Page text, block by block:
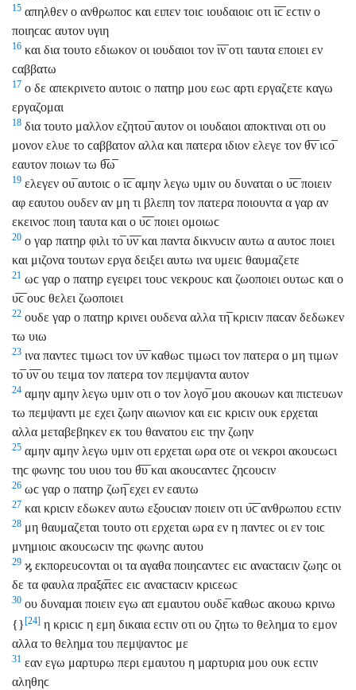
15 απηλθεν ο ανθρωποϲ και ειπεν τοιϲ ιουδαιοιϲ οτι ι̅ϲ̅ εϲτιν ο
ποιηϲαϲ αυτον υγιη
16 και δια τουτο εδιωκον οι ιουδαιοι τον ι̅ν̅ οτι ταυτα εποιει εν
ϲαββατω
17 ο δε απεκρινετο αυτοιϲ ο πατηρ μου εωϲ αρτι εργαζετε καγω
εργαζομαι
18 δια τουτο μαλλον εζητου̅ αυτον οι ιουδαιοι αποκτιναι οτι ου
μονον ελυε το ϲαββατον αλλα και πατερα ιδιον ελεγε τον θ̅ν̅ ιϲο̅
εαυτον ποιων τω θ̅ω̅
19 ελεγεν ου̅ αυτοιϲ ο ι̅ϲ̅ αμην λεγω υμιν ου δυναται ο υ̅ϲ̅ ποιειν
αφ εαυτου ουδεν αν μη τι βλεπη τον πατερα ποιουντα α γαρ αν
εκεινοϲ ποιη ταυτα και ο υ̅ϲ̅ ποιει ομοιωϲ
20 ο γαρ πατηρ φιλι το̅ υ̅ν̅ και παντα δικνυϲιν αυτω α αυτοϲ ποιει
και μιζονα τουτων εργα δειξει αυτω ινα υμειϲ θαυμαζετε
21 ωϲ γαρ ο πατηρ εγειρει τουϲ νεκρουϲ και ζωοποιει ουτωϲ και ο
υ̅ϲ̅ ουϲ θελει ζωοποιει
22 ουδε γαρ ο πατηρ κρινει ουδενα αλλα τη̅ κριϲιν παϲαν δεδωκεν
τω υιω
23 ινα παντεϲ τιμωϲι τον υ̅ν̅ καθωϲ τιμωϲι τον πατερα ο μη τιμων
το̅ υ̅ν̅ ου τειμα τον πατερα τον πεμψαντα αυτον
24 αμην αμην λεγω υμιν οτι ο τον λογο̅ μου ακουων και πιϲτευων
τω πεμψαντι με εχει ζωην αιωνιον και ειϲ κριϲιν ουκ ερχεται
αλλα μεταβεβηκεν εκ του θανατου ειϲ την ζωην
25 αμην αμην λεγω υμιν οτι ερχεται ωρα οτε οι νεκροι ακουϲωϲι
τηϲ φωνηϲ του υιου του θ̅υ̅ και ακουϲαντεϲ ζηϲουϲιν
26 ωϲ γαρ ο πατηρ ζωη̅ εχει εν εαυτω
27 και κριϲιν εδωκεν αυτω εξουϲιαν ποιειν οτι υ̅ϲ̅ ανθρωπου εϲτιν
28 μη θαυμαζεται τουτο οτι ερχεται ωρα εν η παντεϲ οι εν τοιϲ
μνημιοιϲ ακουϲωϲιν τηϲ φωνηϲ αυτου
29 ϗ εκπορευϲονται οι τα αγαθα ποιηϲαντεϲ ειϲ αναϲταϲιν ζωηϲ οι
δε τα φαυλα πραξα̅τεϲ ειϲ αναϲταϲιν κριϲεωϲ
30 ου δυναμαι ποιειν εγω απ εμαυτου ουδε̅ καθωϲ ακουω κρινω
{}[24] η κριϲιϲ η εμη δικαια εϲτιν οτι ου ζητω το θελημα το εμον
αλλα το θελημα του πεμψαντοϲ με
31 εαν εγω μαρτυρω περι εμαυτου η μαρτυρια μου ουκ εϲτιν
αληθηϲ